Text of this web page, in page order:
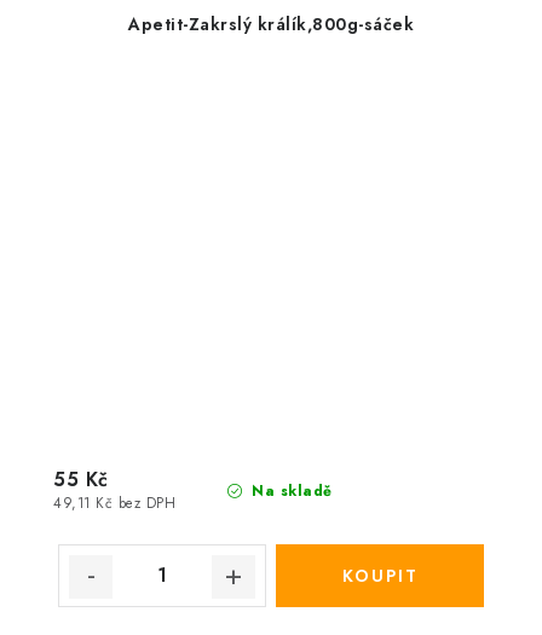
Apetit-Zakrslý králík,800g-sáček
Na skladě
49,11 Kč bez DPH
55 Kč